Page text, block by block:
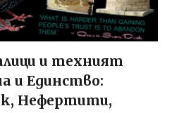
и техният
и Единство:
Нефертити,